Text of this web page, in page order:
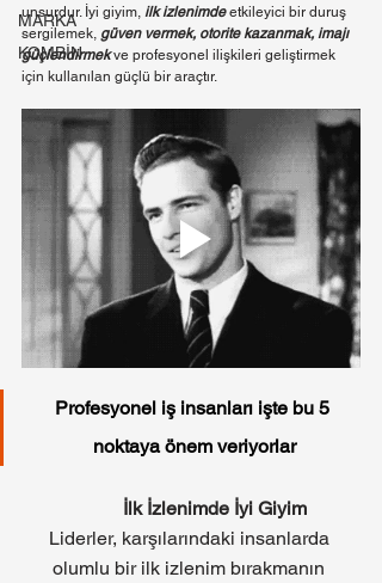
MARKA
KOMBİN
unsurdur. İyi giyim, ilk izlenimde etkileyici bir duruş
sergilemek, güven vermek, otorite kazanmak, imajı
güçlendirmek ve profesyonel ilişkileri geliştirmek
için kullanılan güçlü bir araçtır.
Profesyonel iş insanları işte bu 5
noktaya önem veriyorlar
İlk İzlenimde İyi Giyim
Liderler, karşılarındaki insanlarda
olumlu bir ilk izlenim bırakmanın